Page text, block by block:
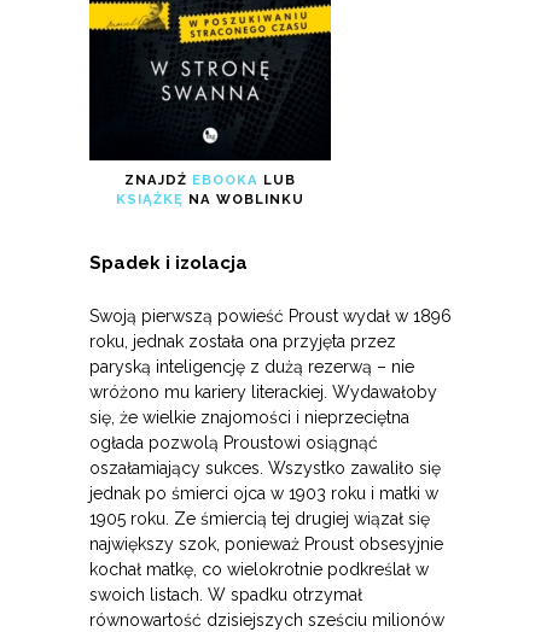
ZNAJDŹ EBOOKA LUB
KSIĄŻKĘ NA WOBLINKU
Spadek i izolacja
Swoją pierwszą powieść Proust wydał w 1896
roku, jednak została ona przyjęta przez
paryską inteligencję z dużą rezerwą – nie
wróżono mu kariery literackiej. Wydawałoby
się, że wielkie znajomości i nieprzeciętna
ogłada pozwolą Proustowi osiągnąć
oszałamiający sukces. Wszystko zawaliło się
jednak po śmierci ojca w 1903 roku i matki w
1905 roku. Ze śmiercią tej drugiej wiązał się
największy szok, ponieważ Proust obsesyjnie
kochał matkę, co wielokrotnie podkreślał w
swoich listach. W spadku otrzymał
równowartość dzisiejszych sześciu milionów